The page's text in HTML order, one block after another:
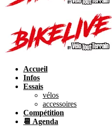
Accueil
Infos
Essais
vélos
accessoires
Compétition
📆 Agenda